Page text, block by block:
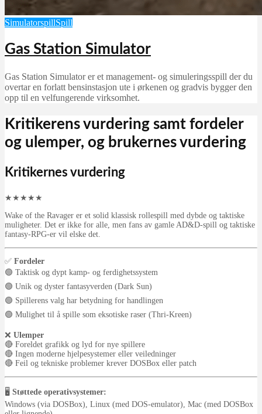
SimulatorspillSpill
Gas Station Simulator
Gas Station Simulator er et management- og simuleringsspill der du
overtar en forlatt bensinstasjon ute i ørkenen og gradvis bygger den
opp til en velfungerende virksomhet.
Kritikerens vurdering samt fordeler
og ulemper, og brukernes vurdering
Kritikernes vurdering
★ ★ ★ ★ ★
Wake of the Ravager er et solid klassisk rollespill med dybde og taktiske
muligheter. Det er ikke for alle, men fans av gamle AD&D-spill og taktiske
fantasy-RPG-er vil elske det.
✅ Fordeler
🟢 Taktisk og dypt kamp- og ferdighetssystem
🟢 Unik og dyster fantasyverden (Dark Sun)
🟢 Spillerens valg har betydning for handlingen
🟢 Mulighet til å spille som eksotiske raser (Thri-Kreen)
❌ Ulemper
🔴 Foreldet grafikk og lyd for nye spillere
🔴 Ingen moderne hjelpesystemer eller veiledninger
🔴 Feil og tekniske problemer krever DOSBox eller patch
🖥️ Støttede operativsystemer:
Windows (via DOSBox), Linux (med DOS-emulator), Mac (med DOSBox